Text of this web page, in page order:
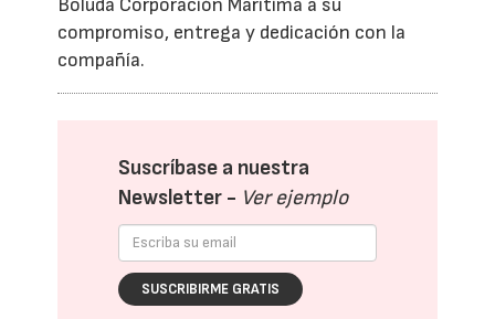
compromiso, entrega y dedicación con la
compañía.
Suscríbase a nuestra
Newsletter - Ver ejemplo
SUSCRIBIRME GRATIS